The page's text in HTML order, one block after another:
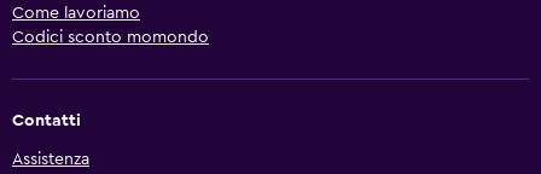
Come lavoriamo
Codici sconto momondo
Contatti
Assistenza